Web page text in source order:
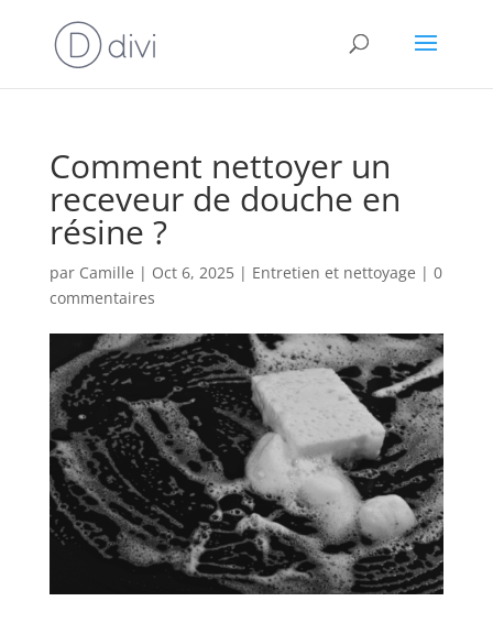
Comment nettoyer un
receveur de douche en
résine ?
par Camille | Oct 6, 2025| Entretien et nettoyage | 0
commentaires